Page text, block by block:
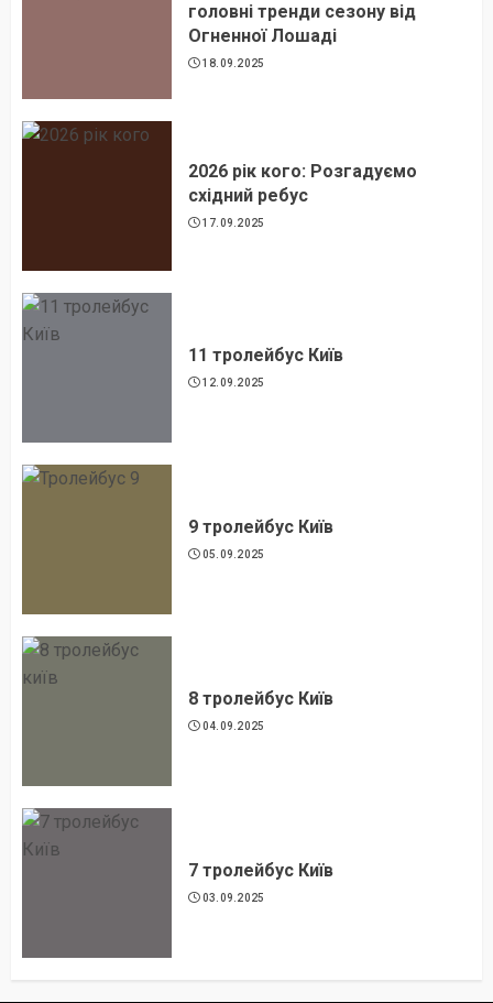
головні тренди сезону від
Огненної Лошаді
18.09.2025
2026 рік кого: Розгадуємо
східний ребус
17.09.2025
11 тролейбус Київ
12.09.2025
9 тролейбус Київ
05.09.2025
8 тролейбус Київ
04.09.2025
7 тролейбус Київ
03.09.2025